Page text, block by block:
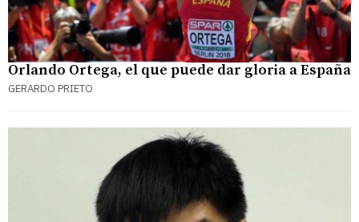
Orlando Ortega, el que puede dar gloria a España
GERARDO PRIETO